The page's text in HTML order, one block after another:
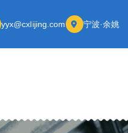
yyx@cxlijing.com 宁波·余姚